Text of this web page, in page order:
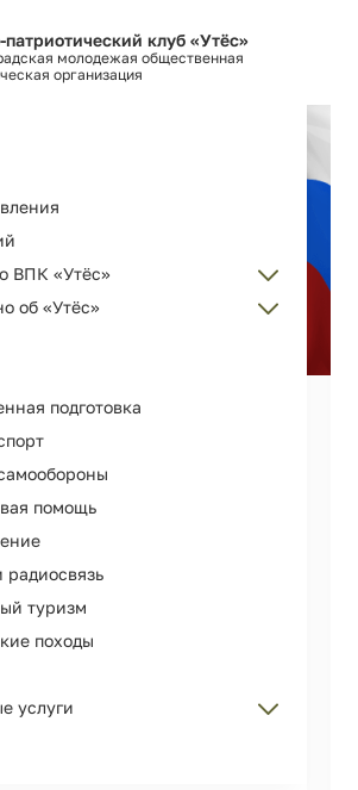
клуб «Утёс»
молодежая общественная
организация
ВПК «Утёс»
ВПК «Утёс»
и услуги
об «Утёс»
"Утёс"
подготовка
помощь
радиосвязь
туризм
походы
услуги
тренировки